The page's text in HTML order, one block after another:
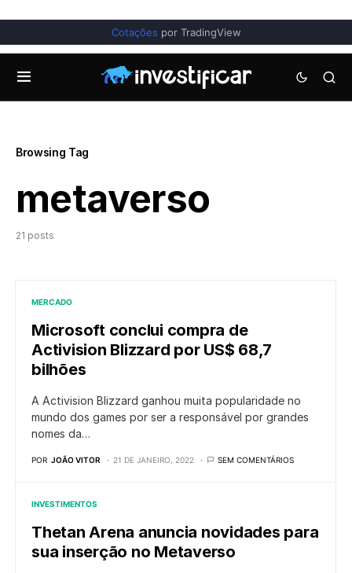
Cotações por TradingView
Browsing Tag
metaverso
21 posts
MERCADO
Microsoft conclui compra de
Activision Blizzard por US$ 68,7
bilhões
A Activision Blizzard ganhou muita popularidade no
mundo dos games por ser a responsável por grandes
nomes da…
POR JOÃO VITOR 21 DE JANEIRO, 2022 SEM COMENTÁRIOS
INVESTIMENTOS
Thetan Arena anuncia novidades para
sua inserção no Metaverso